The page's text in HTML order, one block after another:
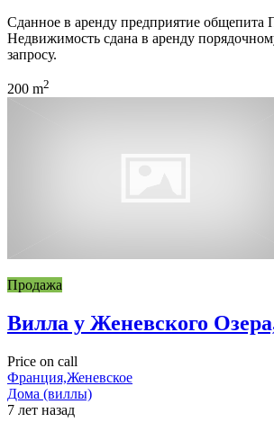
Сданное в аренду предприятие общепита
Недвижимость сдана в аренду
запросу.
200 m2
Продажа
Вилла у Женевского
Price on call
Франция,Женевское
Дома (виллы)
7 лет назад